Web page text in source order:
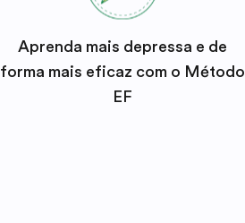
Aprenda mais depressa e de
forma mais eficaz com o Método
EF